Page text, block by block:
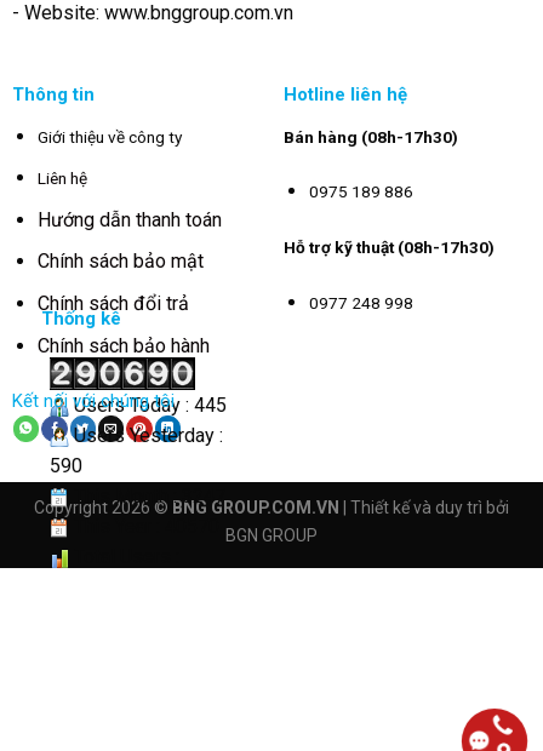
- Website: www.bnggroup.com.vn
Thông tin
Giới thiệu về công ty
Liên hệ
Hướng dẫn thanh toán
Chính sách bảo mật
Chính sách đổi trả
Chính sách bảo hành
Kết nối với chúng tôi
Hotline liên hệ
Bán hàng (08h-17h30)
0975 189 886
Hỗ trợ kỹ thuật (08h-17h30)
0977 248 998
Thống kê
Users Today : 445
Users Yesterday :
590
This Month : 3247
Copyright 2026 © BNG GROUP.COM.VN
| Thiết kế và duy trì bởi
BGN GROUP